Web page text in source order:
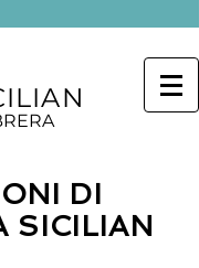
DI
SICILIAN